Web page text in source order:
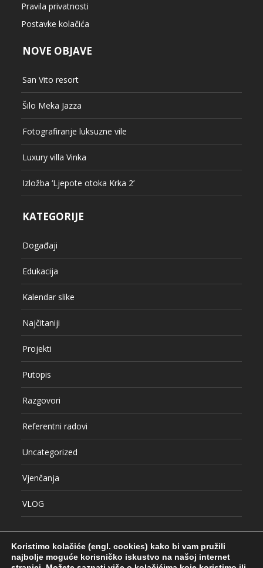
Pravila privatnosti
Postavke kolačića
NOVE OBJAVE
San Vito resort
Šilo Meka Jazza
Fotografiranje luksuzne vile
Luxury villa Vinka
Izložba ‘Ljepote otoka Krka 2’
KATEGORIJE
Događaji
Edukacija
Kalendar slike
Najčitaniji
Projekti
Putopis
Razgovori
Referentni radovi
Uncategorized
Vjenčanja
VLOG
Koristimo kolačiće (engl. cookies) kako bi vam pružili
najbolje moguće korisničko iskustvo na našoj internet